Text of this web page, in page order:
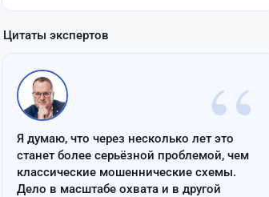
Цитаты экспертов
“
Я думаю, что через несколько лет это
станет более серьёзной проблемой, чем
классические мошеннические схемы.
Дело в масштабе охвата и в другой